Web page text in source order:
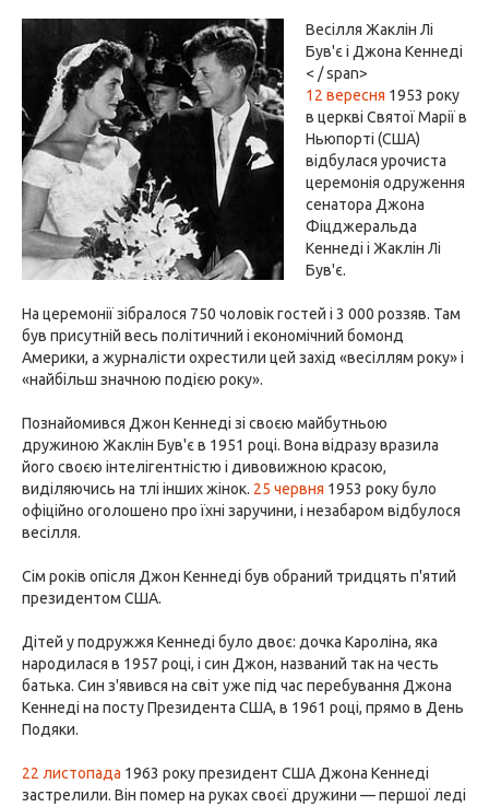
Весілля Жаклін Лі
Був'є і Джона Кеннеді
< / span>
12 вересня 1953 року
в церкві Святої Марії в
Ньюпорті (США)
відбулася урочиста
церемонія одруження
сенатора Джона
Фіцджеральда
Кеннеді і Жаклін Лі
Був'є.
На церемонії зібралося 750 чоловік гостей і 3 000 роззяв. Там
був присутній весь політичний і економічний бомонд
Америки, а журналісти охрестили цей захід «весіллям року» і
«найбільш значною подією року».
Познайомився Джон Кеннеді зі своєю майбутньою
дружиною Жаклін Був'є в 1951 році. Вона відразу вразила
його своєю інтелігентністю і дивовижною красою,
виділяючись на тлі інших жінок. 25 червня 1953 року було
офіційно оголошено про їхні заручини, і незабаром відбулося
весілля.
Сім років опісля Джон Кеннеді був обраний тридцять п'ятий
президентом США.
Дітей у подружжя Кеннеді було двоє: дочка Кароліна, яка
народилася в 1957 році, і син Джон, названий так на честь
батька. Син з'явився на світ уже під час перебування Джона
Кеннеді на посту Президента США, в 1961 році, прямо в День
Подяки.
22 листопада 1963 року президент США Джона Кеннеді
застрелили. Він помер на руках своєї дружини — першої леді